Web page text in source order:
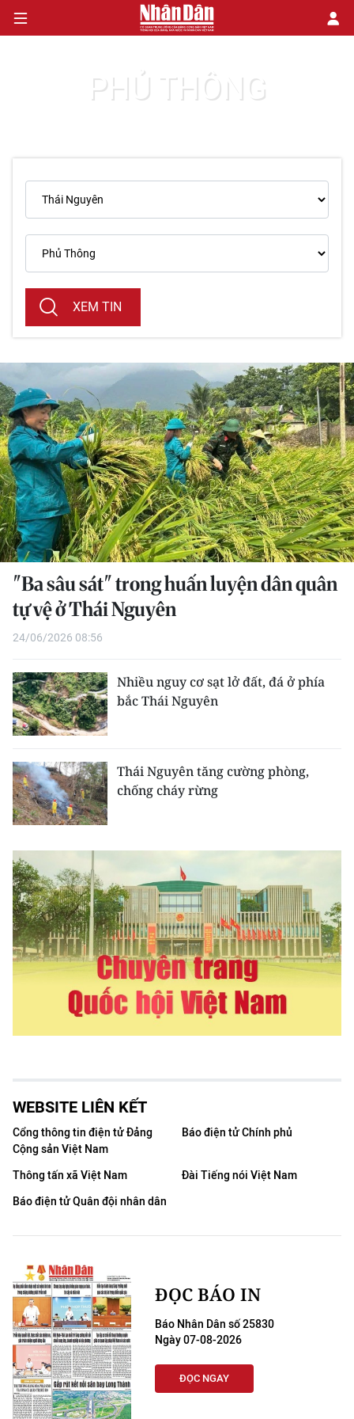
VĂN HÓA
XÃ HỘI
PHÁP LUẬT
DU LỊCH
THẾ GIỚI
THỂ THAO
GIÁO DỤC
Y TẾ
KHOA HỌC - CÔNG NGHỆ
MÔI TRƯỜNG
BẠN ĐỌC
KIỂM CHỨNG THÔNG TIN
TRI THỨC CHUYÊN SÂU
54 DÂN TỘC VIỆT NAM
CHƯƠNG TRÌNH OCOP - MỖI XÃ
MỘT SẢN PHẨM
RADIO
MEDIA CENTER
E-Magazine
Video
Media Chính trị
Media Kinh tế
Media Văn hóa
Media Xã hội
Media Du lịch
Media Thế giới
Media Thể thao
Media Giáo dục
Media Khoa học - Công nghệ
Media Môi trường
Ảnh
Infographic
PHỦ THÔNG
XEM TIN
"Ba sâu sát" trong huấn luyện dân quân
tự vệ ở Thái Nguyên
24/06/2026 08:56
Nhiều nguy cơ sạt lở đất, đá ở phía
bắc Thái Nguyên
Thái Nguyên tăng cường phòng,
chống cháy rừng
WEBSITE LIÊN KẾT
Cổng thông tin điện tử Đảng
Cộng sản Việt Nam
Báo điện tử Chính phủ
Thông tấn xã Việt Nam
Đài Tiếng nói Việt Nam
Báo điện tử Quân đội nhân dân
ĐỌC BÁO IN
Báo Nhân Dân số 25830
Ngày 07-08-2026
ĐỌC NGAY